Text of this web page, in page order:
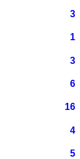
3
1
3
6
16
4
5